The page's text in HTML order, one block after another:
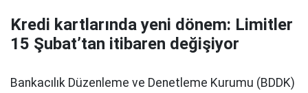
Kredi kartlarında yeni dönem: Limitler
15 Şubat’tan itibaren değişiyor
Bankacılık Düzenleme ve Denetleme Kurumu (BDDK)